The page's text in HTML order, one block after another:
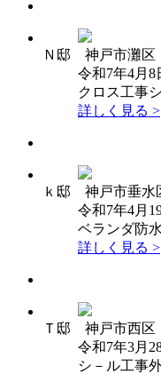
Ｎ邸 神戸市灘区
令和7年4月8
クロス工事
詳しく見る >
ｋ邸 神戸市垂水
令和7年4月
ベランダ防
詳しく見る >
Ｔ邸 神戸市西区
令和7年3月
シ－ル工事